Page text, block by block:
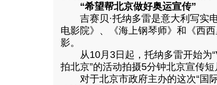
“希望帮北京做好奥运宣传”
吉赛贝·托纳多雷是意大利写实
电影院》、《海上钢琴师》和《西
影。
从10月3日起，托纳多雷开始为
拍北京”的活动拍摄5分钟北京宣传短
对于北京市政府主办的这次“国